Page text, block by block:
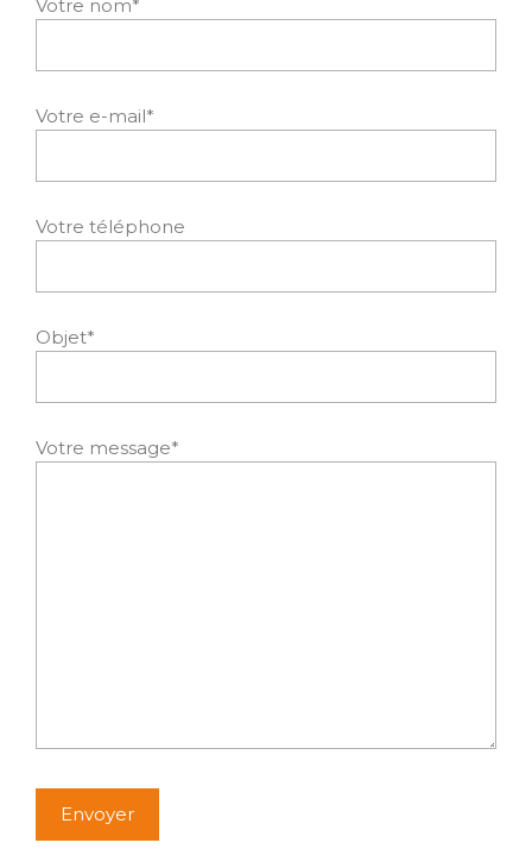
Votre nom*
Votre e-mail*
Votre téléphone
Objet*
Votre message*